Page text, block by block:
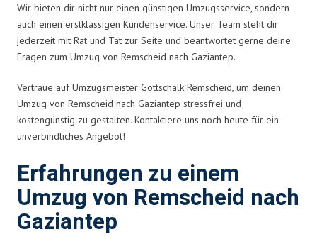
Wir bieten dir nicht nur einen günstigen Umzugsservice, sondern
auch einen erstklassigen Kundenservice. Unser Team steht dir
jederzeit mit Rat und Tat zur Seite und beantwortet gerne deine
Fragen zum Umzug von Remscheid nach Gaziantep.
Vertraue auf Umzugsmeister Gottschalk Remscheid, um deinen
Umzug von Remscheid nach Gaziantep stressfrei und
kostengünstig zu gestalten. Kontaktiere uns noch heute für ein
unverbindliches Angebot!
Erfahrungen zu einem
Umzug von Remscheid nach
Gaziantep